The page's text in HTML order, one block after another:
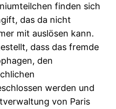
finden sich
das da nicht
mit auslösen kann.
dass das fremde
den
werden und
von Paris